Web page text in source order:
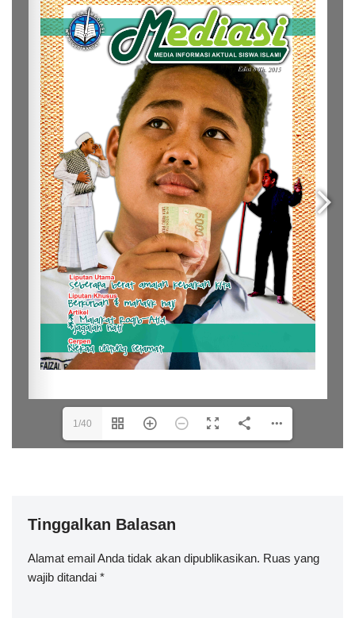
1/40
Tinggalkan Balasan
Alamat email Anda tidak akan dipublikasikan. Ruas yang
wajib ditandai *